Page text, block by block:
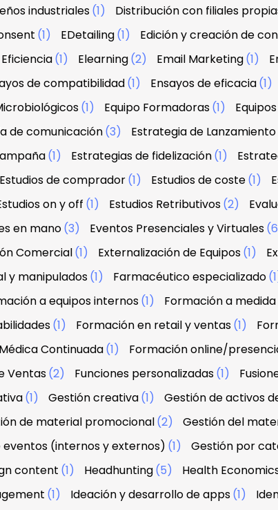
industriales(1) Distribución con filiales
(1) EDetailing(1) Edición y creación de
Eficiencia(1) Elearning(2) Email Marketing(1)
de compatibilidad(1) Ensayos de eficacia(1)
(1) Equipo Formadoras(1)
de comunicación(3) Estrategia de Lanzamiento
(1) Estrategias de fidelización(1)
Estudios de comprador(1) Estudios de coste(1)
on y off (1) Estudios Retributivos(2)
en mano(3) Eventos Presenciales y Virtuales
Comercial(1) Externalización de Equipos(1)
y manipulados(1) Farmacéutico especializado
a equipos internos(1) Formación a medida
(1) Formación en retail y ventas(1)
Continuada(1) Formación online/
Ventas(2) Funciones personalizadas(1)
(1) Gestión creativa(1) Gestión de activos
de material promocional(2) Gestión del
(internos y externos) (1) Gestión por
content (1) Headhunting(5) Health
(1) Ideación y desarrollo de apps(1)